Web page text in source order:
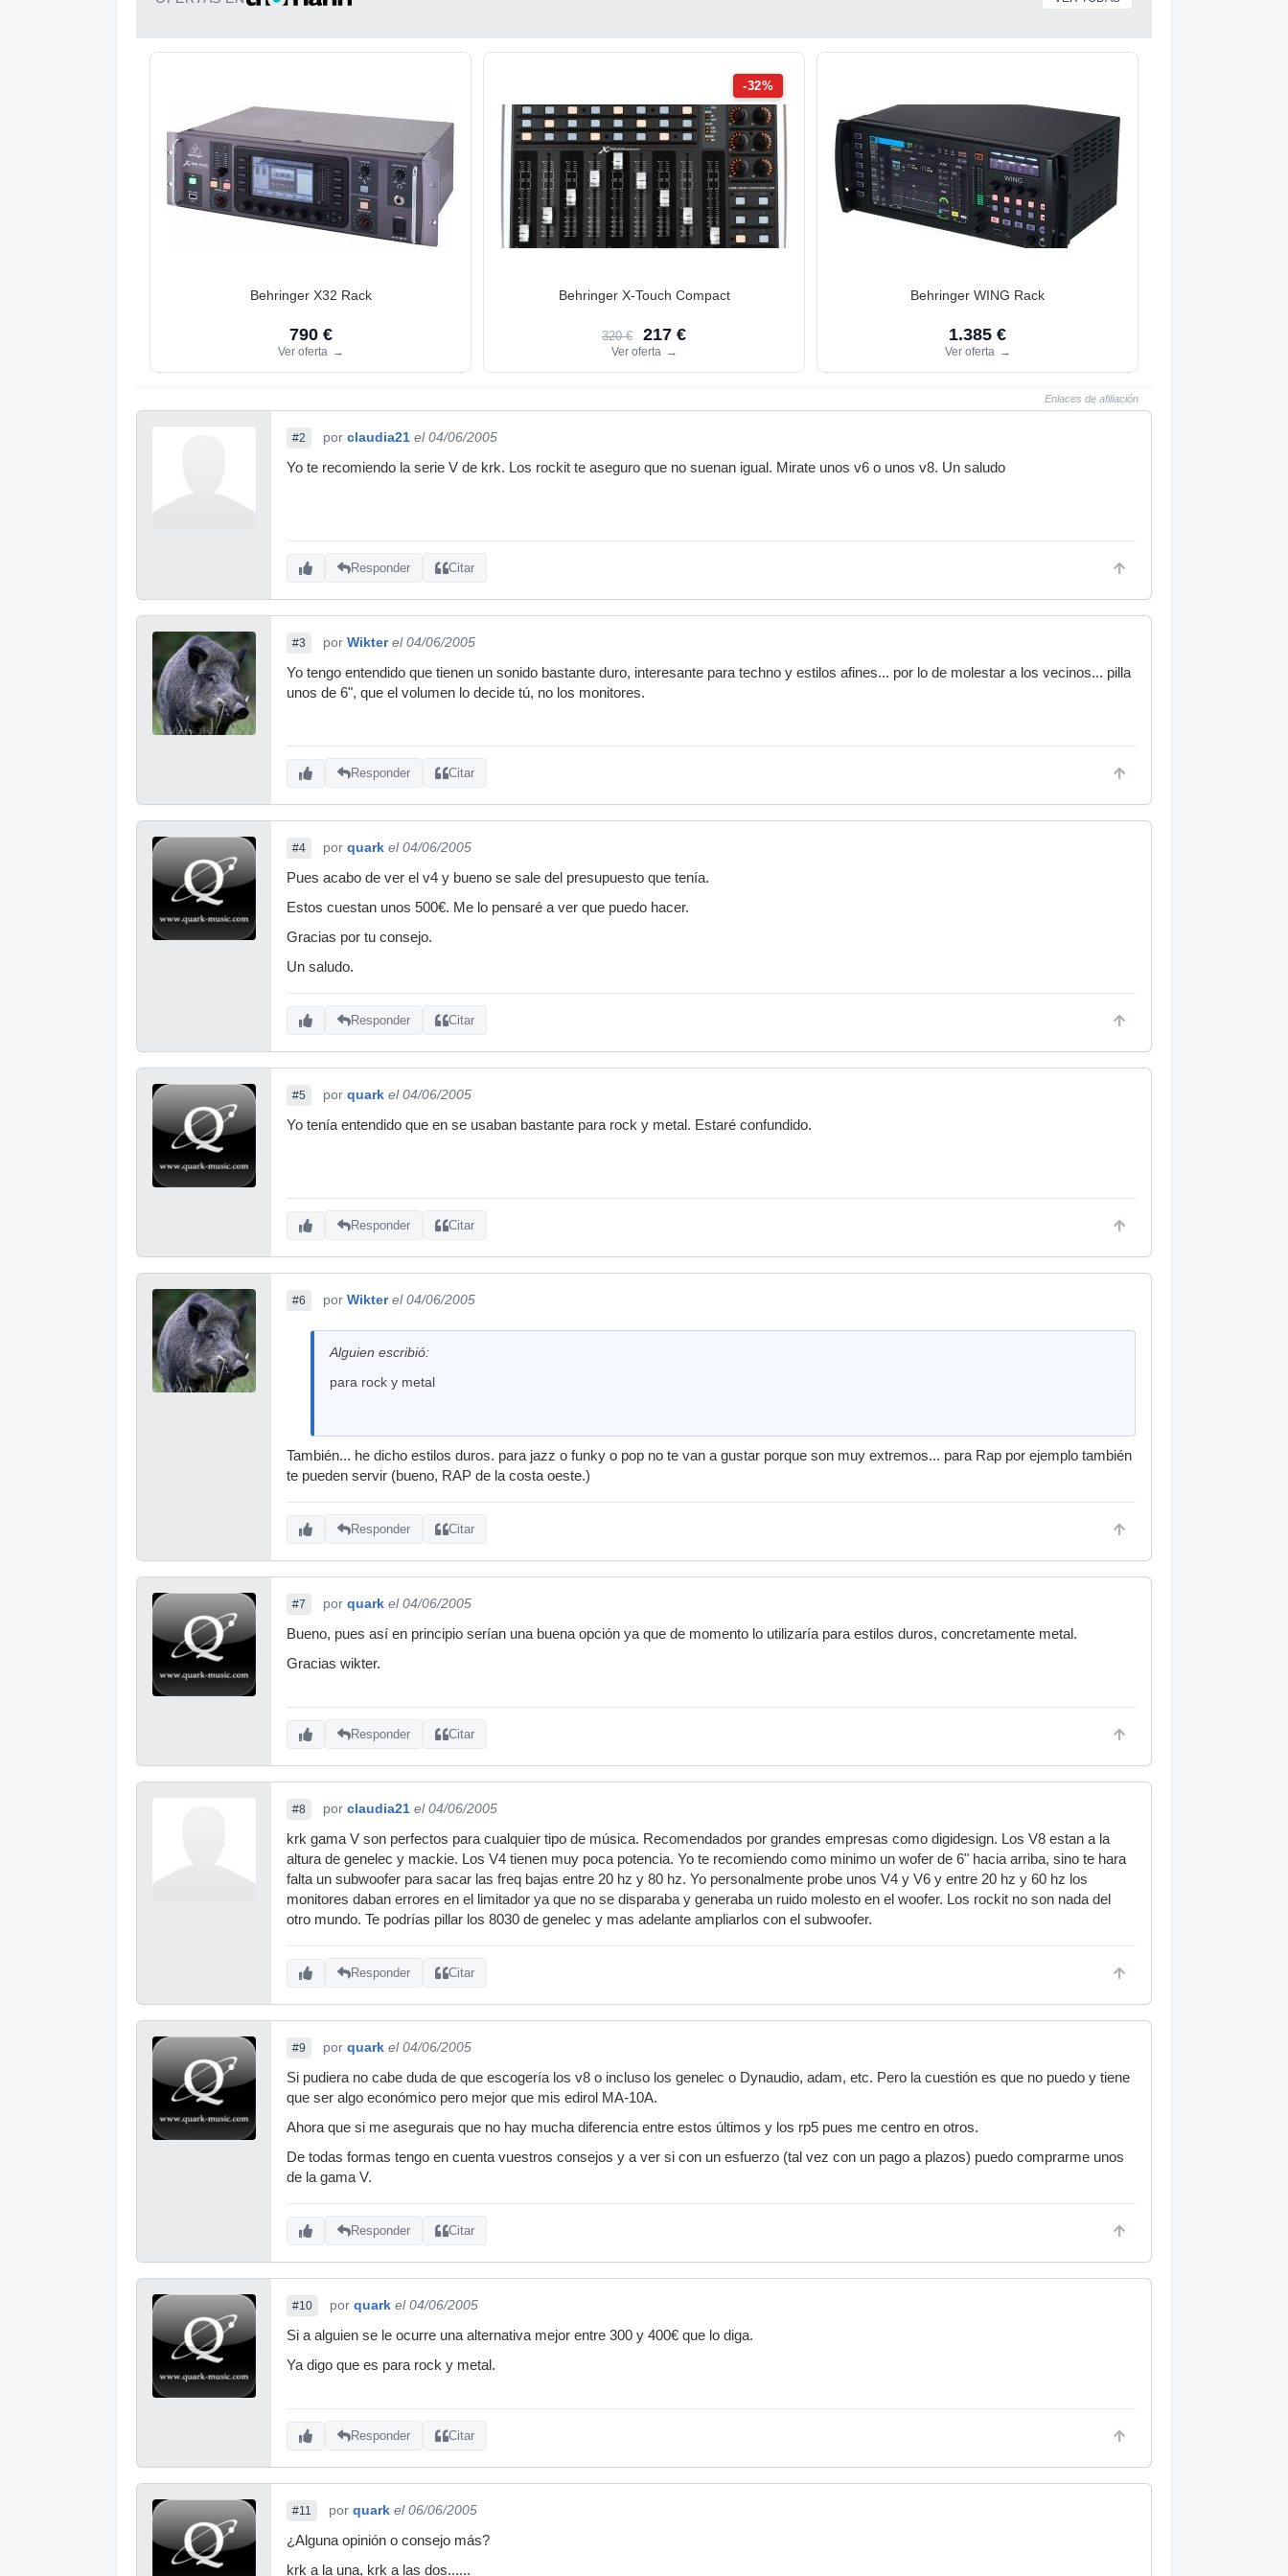
Behringer X32 Rack
790 €
Ver oferta →
-32%
Behringer X-Touch Compact
320 € 217 €
Ver oferta →
Behringer WING Rack
1.385 €
Ver oferta →
Enlaces de afiliación
#2 por claudia21 el 04/06/2005
Yo te recomiendo la serie V de krk. Los rockit te aseguro que no suenan igual. Mirate unos v6 o unos v8. Un saludo
Responder Citar
#3 por Wikter el 04/06/2005
Yo tengo entendido que tienen un sonido bastante duro, interesante para techno y estilos afines... por lo de molestar a los vecinos... pilla
unos de 6", que el volumen lo decide tú, no los monitores.
Responder Citar
#4 por quark el 04/06/2005
Pues acabo de ver el v4 y bueno se sale del presupuesto que tenía.
Estos cuestan unos 500€. Me lo pensaré a ver que puedo hacer.
Gracias por tu consejo.
Un saludo.
Responder Citar
#5 por quark el 04/06/2005
Yo tenía entendido que en se usaban bastante para rock y metal. Estaré confundido.
Responder Citar
#6 por Wikter el 04/06/2005
Alguien escribió:
para rock y metal
También... he dicho estilos duros. para jazz o funky o pop no te van a gustar porque son muy extremos... para Rap por ejemplo también
te pueden servir (bueno, RAP de la costa oeste.)
Responder Citar
#7 por quark el 04/06/2005
Bueno, pues así en principio serían una buena opción ya que de momento lo utilizaría para estilos duros, concretamente metal.
Gracias wikter.
Responder Citar
#8 por claudia21 el 04/06/2005
krk gama V son perfectos para cualquier tipo de música. Recomendados por grandes empresas como digidesign. Los V8 estan a la
altura de genelec y mackie. Los V4 tienen muy poca potencia. Yo te recomiendo como minimo un wofer de 6" hacia arriba, sino te hara
falta un subwoofer para sacar las freq bajas entre 20 hz y 80 hz. Yo personalmente probe unos V4 y V6 y entre 20 hz y 60 hz los
monitores daban errores en el limitador ya que no se disparaba y generaba un ruido molesto en el woofer. Los rockit no son nada del
otro mundo. Te podrías pillar los 8030 de genelec y mas adelante ampliarlos con el subwoofer.
Responder Citar
#9 por quark el 04/06/2005
Si pudiera no cabe duda de que escogería los v8 o incluso los genelec o Dynaudio, adam, etc. Pero la cuestión es que no puedo y tiene
que ser algo económico pero mejor que mis edirol MA-10A.
Ahora que si me asegurais que no hay mucha diferencia entre estos últimos y los rp5 pues me centro en otros.
De todas formas tengo en cuenta vuestros consejos y a ver si con un esfuerzo (tal vez con un pago a plazos) puedo comprarme unos
de la gama V.
Responder Citar
#10 por quark el 04/06/2005
Si a alguien se le ocurre una alternativa mejor entre 300 y 400€ que lo diga.
Ya digo que es para rock y metal.
Responder Citar
#11 por quark el 06/06/2005
¿Alguna opinión o consejo más?
krk a la una, krk a las dos......